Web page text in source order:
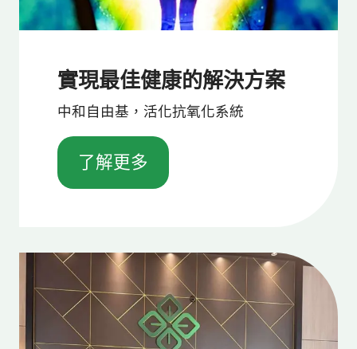
實現最佳健康的解決方案
中和自由基，活化抗氧化系統
了解更多